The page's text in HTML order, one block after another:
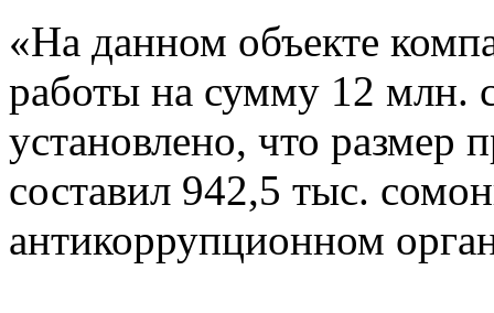
«На данном объекте
работы на сумму 12 млн.
установлено, что размер
составил 942,5 тыс.
антикоррупционном